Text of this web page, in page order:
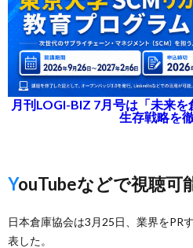
月刊LOGI-BIZ 7月号は「未来
生存戦略を
YouTubeなどで視聴可
日本倉庫協会は3月25日、業界をPR
表した。